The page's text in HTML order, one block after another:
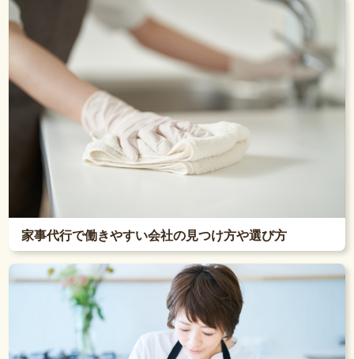
家事代行で働きやすい会社の見つけ方や選び方